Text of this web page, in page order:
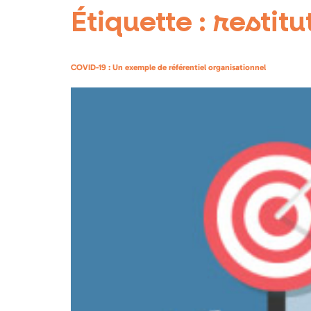
Étiquette :
COVID-19 : Un exemple de référentiel organisationnel